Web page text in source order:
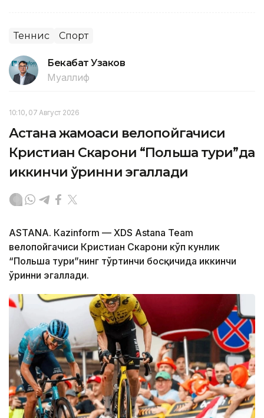
Теннис Спорт
Бекабат Узаков
Муаллиф
10:10, 07 Август 2026
Астана жамоаси велопойгачиси
Кристиан Скарони “Польша тури”да
иккинчи ўринни эгаллади
ASTANА. Кazinform — XDS Astana Team
велопойгачиси Кристиан Скарони кўп кунлик
“Польша тури”нинг тўртинчи босқичида иккинчи
ўринни эгаллади.